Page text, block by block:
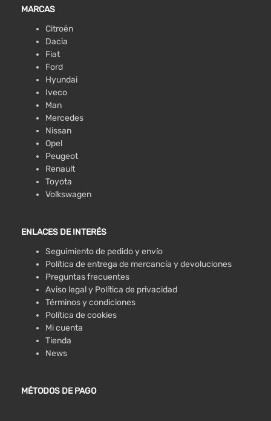
MARCAS
Citroën
Dacia
Fiat
Ford
Hyundai
Iveco
Man
Mercedes
Nissan
Opel
Peugeot
Renault
Toyota
Volkswagen
ENLACES DE INTERÉS
Seguimiento de pedido y envío
Política de entrega de mercancía y devoluciones
Preguntas frecuentes
Aviso legal y Política de privacidad
Términos y condiciones
Política de cookies
Mi cuenta
Tienda
News
MÉTODOS DE PAGO